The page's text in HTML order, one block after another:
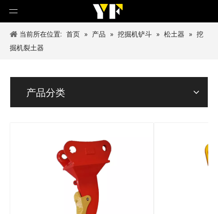
当前所在位置: 首页 » 产品 » 挖掘机铲斗 » 松土器 » 挖
掘机裂土器
产品分类